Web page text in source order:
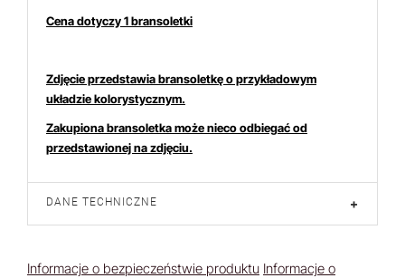
Cena dotyczy 1 bransoletki
Zdjęcie przedstawia bransoletkę o przykładowym
układzie kolorystycznym.
Zakupiona bransoletka może nieco odbiegać od
przedstawionej na zdjęciu.
DANE TECHNICZNE +
Informacje o bezpieczeństwie produktu Informacje o